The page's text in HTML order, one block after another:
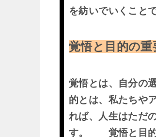
を紡いでいくこと
覚悟と目的の重
覚悟とは、自分の
的とは、私たちや
れば、人生はただ
す。 覚悟と目的